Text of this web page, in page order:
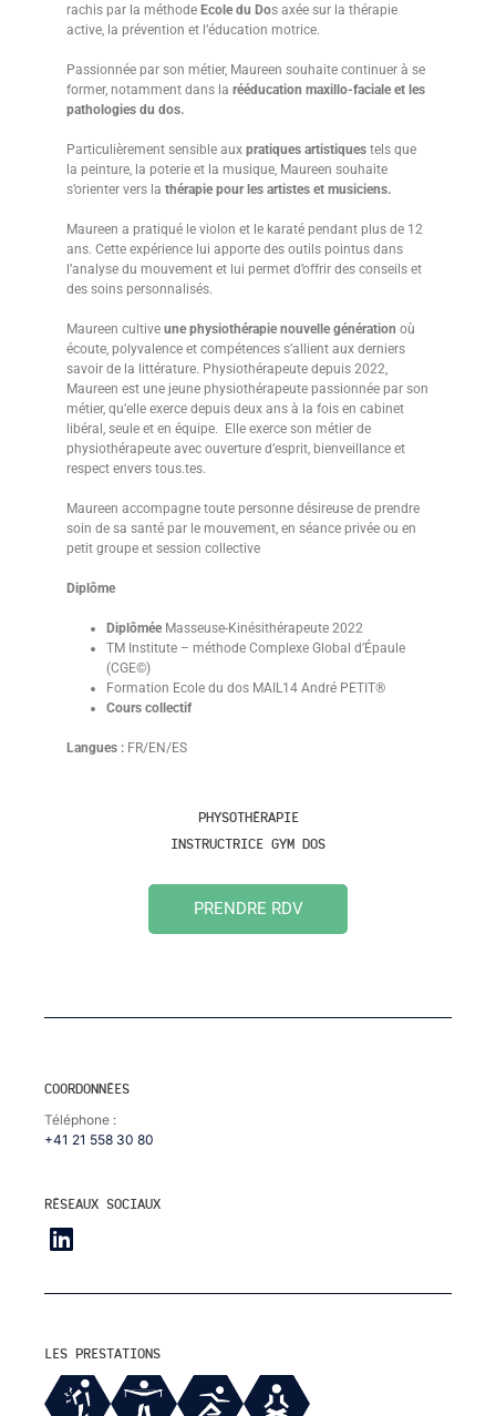
rachis par la méthode Ecole du Dos axée sur la thérapie
active, la prévention et l’éducation motrice.
Passionnée par son métier, Maureen souhaite continuer à se
former, notamment dans la rééducation maxillo-faciale et les
pathologies du dos.
Particulièrement sensible aux pratiques artistiques tels que
la peinture, la poterie et la musique, Maureen souhaite
s’orienter vers la thérapie pour les artistes et musiciens.
Maureen a pratiqué le violon et le karaté pendant plus de 12
ans. Cette expérience lui apporte des outils pointus dans
l’analyse du mouvement et lui permet d’offrir des conseils et
des soins personnalisés.
Maureen cultive une physiothérapie nouvelle génération où
écoute, polyvalence et compétences s’allient aux derniers
savoir de la littérature. Physiothérapeute depuis 2022,
Maureen est une jeune physiothérapeute passionnée par son
métier, qu’elle exerce depuis deux ans à la fois en cabinet
libéral, seule et en équipe. Elle exerce son métier de
physiothérapeute avec ouverture d’esprit, bienveillance et
respect envers tous.tes.
Maureen accompagne toute personne désireuse de prendre
soin de sa santé par le mouvement, en séance privée ou en
petit groupe et session collective
Diplôme
Diplômée Masseuse-Kinésithérapeute 2022
TM Institute – méthode Complexe Global d’Épaule
(CGE©)
Formation Ecole du dos MAIL14 André PETIT®
Cours collectif
Langues : FR/EN/ES
PHYSOTHÉRAPIE
INSTRUCTRICE GYM DOS
PRENDRE RDV
COORDONNÉES
Téléphone :
+41 21 558 30 80
RÉSEAUX SOCIAUX
LES PRESTATIONS